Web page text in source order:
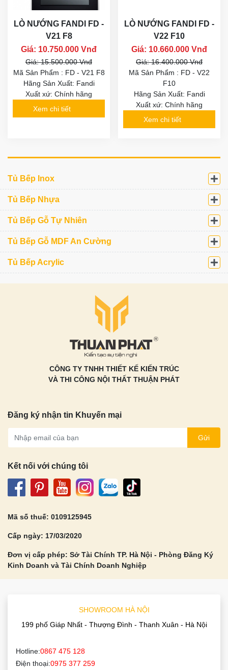
LÒ NƯỚNG FANDI FD -
V21 F8
Giá: 10.750.000 Vnđ
Giá: 15.500.000 Vnđ
Mã Sản Phẩm : FD - V21 F8
Hãng Sản Xuất: Fandi
Xuất xứ: Chính hãng
Xem chi tiết
LÒ NƯỚNG FANDI FD -
V22 F10
Giá: 10.660.000 Vnđ
Giá: 16.400.000 Vnđ
Mã Sản Phẩm : FD - V22
F10
Hãng Sản Xuất: Fandi
Xuất xứ: Chính hãng
Xem chi tiết
Tủ Bếp Inox
Tủ Bếp Nhựa
Tủ Bếp Gỗ Tự Nhiên
Tủ Bếp Gỗ MDF An Cường
Tủ Bếp Acrylic
CÔNG TY TNHH THIẾT KẾ KIẾN TRÚC
VÀ THI CÔNG NỘI THẤT THUẬN PHÁT
Đăng ký nhận tin Khuyến mại
Gửi
Kết nối với chúng tôi
Mã số thuế: 0109125945
Cấp ngày: 17/03/2020
Đơn vị cấp phép: Sở Tài Chính TP. Hà Nội - Phòng Đăng Ký
Kinh Doanh và Tài Chính Doanh Nghiệp
SHOWROOM HÀ NỘI
199 phố Giáp Nhất - Thượng Đình - Thanh Xuân - Hà Nội
Hotline:0867 475 128
Điện thoại:0975 377 259